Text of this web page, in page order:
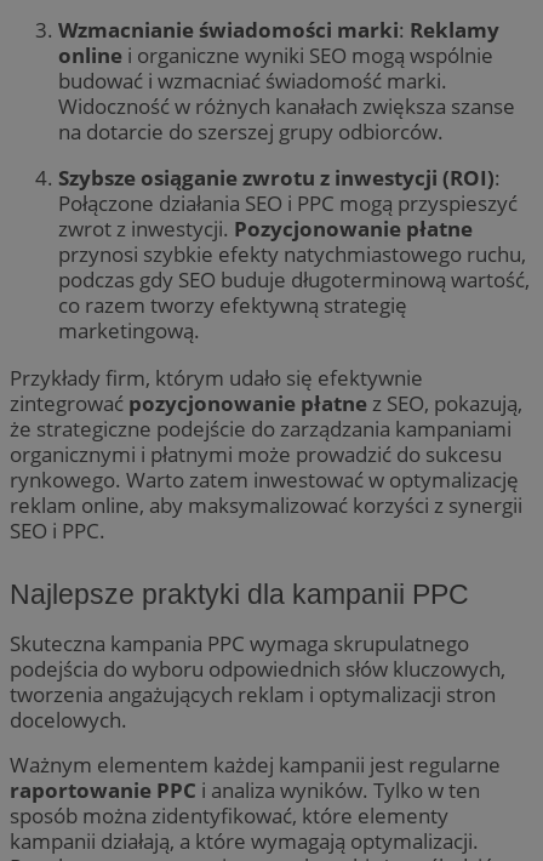
Wzmacnianie świadomości marki: Reklamy
online i organiczne wyniki SEO mogą wspólnie
budować i wzmacniać świadomość marki.
Widoczność w różnych kanałach zwiększa szanse
na dotarcie do szerszej grupy odbiorców.
Szybsze osiąganie zwrotu z inwestycji (ROI):
Połączone działania SEO i PPC mogą przyspieszyć
zwrot z inwestycji. Pozycjonowanie płatne
przynosi szybkie efekty natychmiastowego ruchu,
podczas gdy SEO buduje długoterminową wartość,
co razem tworzy efektywną strategię
marketingową.
Przykłady firm, którym udało się efektywnie
zintegrować pozycjonowanie płatne z SEO, pokazują,
że strategiczne podejście do zarządzania kampaniami
organicznymi i płatnymi może prowadzić do sukcesu
rynkowego. Warto zatem inwestować w optymalizację
reklam online, aby maksymalizować korzyści z synergii
SEO i PPC.
Najlepsze praktyki dla kampanii PPC
Skuteczna kampania PPC wymaga skrupulatnego
podejścia do wyboru odpowiednich słów kluczowych,
tworzenia angażujących reklam i optymalizacji stron
docelowych.
Ważnym elementem każdej kampanii jest regularne
raportowanie PPC i analiza wyników. Tylko w ten
sposób można zidentyfikować, które elementy
kampanii działają, a które wymagają optymalizacji.